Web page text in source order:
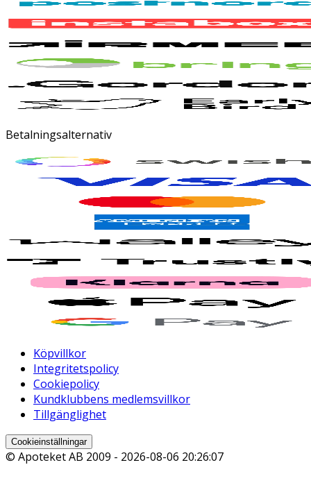
Betalningsalternativ
Köpvillkor
Integritetspolicy
Cookiepolicy
Kundklubbens medlemsvillkor
Tillgänglighet
Cookieinställningar
© Apoteket AB 2009 - 2026-08-06 20:26:07